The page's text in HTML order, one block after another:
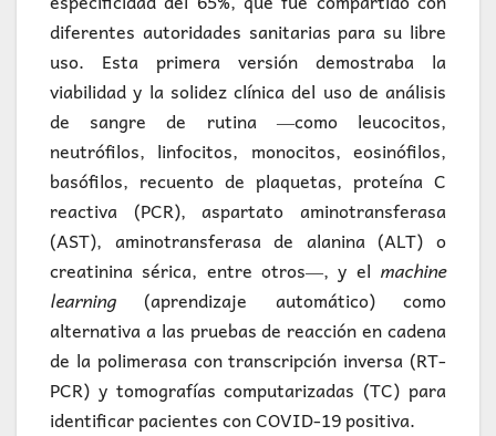
diferentes autoridades sanitarias para su libre
uso. Esta primera versión demostraba la
viabilidad y la solidez clínica del uso de análisis
de sangre de rutina ―como leucocitos,
neutrófilos, linfocitos, monocitos, eosinófilos,
basófilos, recuento de plaquetas, proteína C
reactiva (PCR), aspartato aminotransferasa
(AST), aminotransferasa de alanina (ALT) o
creatinina sérica, entre otros―, y el machine
learning (aprendizaje automático) como
alternativa a las pruebas de reacción en cadena
de la polimerasa con transcripción inversa (RT-
PCR) y tomografías computarizadas (TC) para
identificar pacientes con COVID-19 positiva.